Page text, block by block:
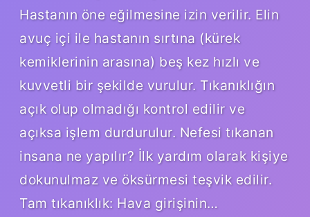
Hastanın öne eğilmesine izin verilir. Elin
avuç içi ile hastanın sırtına (kürek
kemiklerinin arasına) beş kez hızlı ve
kuvvetli bir şekilde vurulur. Tıkanıklığın
açık olup olmadığı kontrol edilir ve
açıksa işlem durdurulur. Nefesi tıkanan
insana ne yapılır? İlk yardım olarak kişiye
dokunulmaz ve öksürmesi teşvik edilir.
Tam tıkanıklık: Hava girişinin…